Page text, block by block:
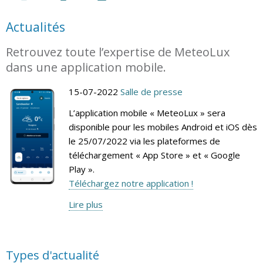
Actualités
Retrouvez toute l’expertise de MeteoLux
dans une application mobile.
15-07-2022 Salle de presse
L’application mobile « MeteoLux » sera
disponible pour les mobiles Android et iOS dès
le 25/07/2022 via les plateformes de
téléchargement « App Store » et « Google
Play ».
Téléchargez notre application !
Lire plus
Types d'actualité